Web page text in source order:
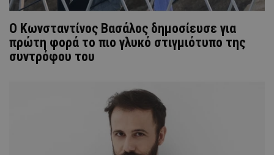
Ο Κωνσταντίνος Βασάλος δημοσίευσε για
πρώτη φορά το πιο γλυκό στιγμιότυπο της
συντρόφου του